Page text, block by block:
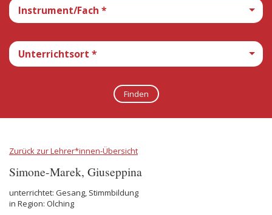
Zurück zur Lehrer*innen-Übersicht
Simone-Marek, Giuseppina
unterrichtet: Gesang, Stimmbildung
in Region: Olching